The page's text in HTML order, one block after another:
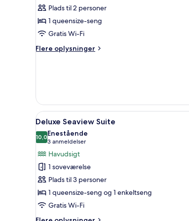
af
Deluxe
Double
Room
with
Plads til 2 personer
1 queensize-seng
Gratis Wi-Fi
Flere oplysninger
Flere
with
Balcony
Indlæs
alle
billeder
af
Deluxe
Seaview
Suite
Et moderne
17
Deluxe Seaview Suite
10,010,0 ud af 10
Enestående
3 anmeldelser
(3
anmeldelser)
Havudsigt
1 soveværelse
Plads til 3 personer
1 queensize-seng og 1 enkeltseng
Gratis Wi-Fi